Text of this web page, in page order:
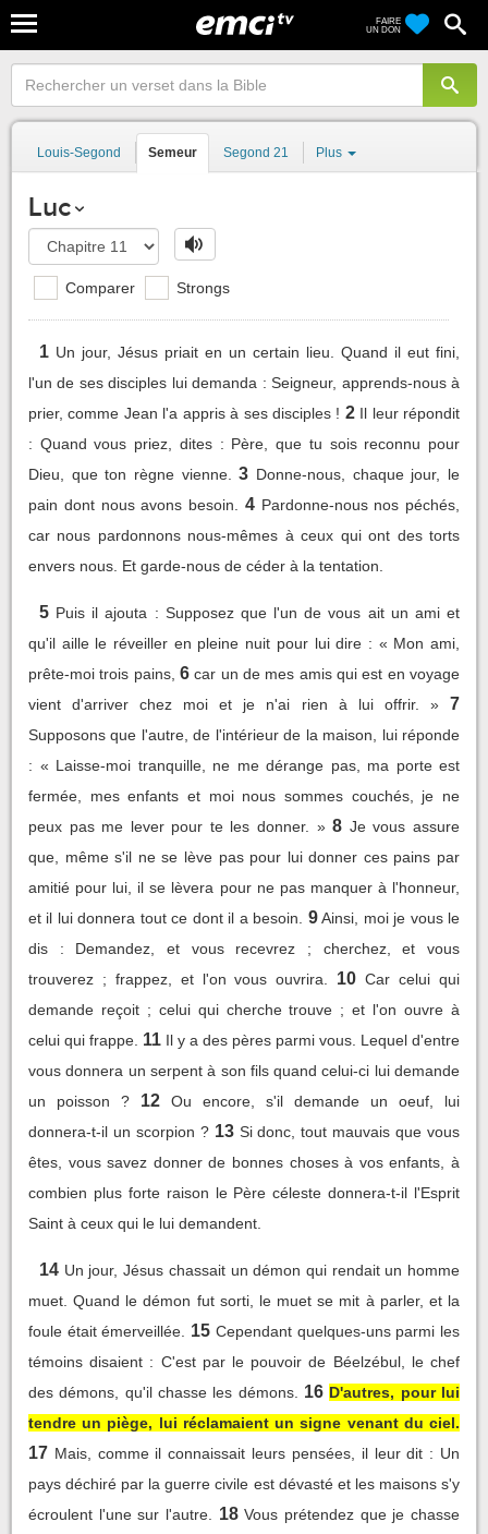
FAIRE
UN DON
Louis-Segond Semeur Segond 21 Plus
Luc
Comparer Strongs
1 Un jour, Jésus priait en un certain lieu. Quand il eut fini,
l'un de ses disciples lui demanda : Seigneur, apprends-nous à
prier, comme Jean l'a appris à ses disciples ! 2 Il leur répondit
: Quand vous priez, dites : Père, que tu sois reconnu pour
Dieu, que ton règne vienne.
3 Donne-nous, chaque jour, le
pain dont nous avons besoin.
4 Pardonne-nous nos péchés,
car nous pardonnons nous-mêmes à ceux qui ont des torts
envers nous. Et garde-nous de céder à la tentation.
5 Puis il ajouta : Supposez que l'un de vous ait un ami et
qu'il aille le réveiller en pleine nuit pour lui dire : « Mon ami,
prête-moi trois pains, 6 car un de mes amis qui est en voyage
vient d'arriver chez moi et je n'ai rien à lui offrir. »
7
Supposons que l'autre, de l'intérieur de la maison, lui réponde
: « Laisse-moi tranquille, ne me dérange pas, ma porte est
fermée, mes enfants et moi nous sommes couchés, je ne
peux pas me lever pour te les donner. » 8 Je vous assure
que, même s'il ne se lève pas pour lui donner ces pains par
amitié pour lui, il se lèvera pour ne pas manquer à l'honneur,
et il lui donnera tout ce dont il a besoin.
9 Ainsi, moi je vous le
dis : Demandez, et vous recevrez ; cherchez, et vous
trouverez ; frappez, et l'on vous ouvrira.
10 Car celui qui
demande reçoit ; celui qui cherche trouve ; et l'on ouvre à
celui qui frappe. 11 Il y a des pères parmi vous. Lequel d'entre
vous donnera un serpent à son fils quand celui-ci lui demande
un poisson ?
12
Ou encore, s'il demande un oeuf, lui
donnera-t-il un scorpion ? 13 Si donc, tout mauvais que vous
êtes, vous savez donner de bonnes choses à vos enfants, à
combien plus forte raison le Père céleste donnera-t-il l'Esprit
Saint à ceux qui le lui demandent.
14 Un jour, Jésus chassait un démon qui rendait un homme
muet. Quand le démon fut sorti, le muet se mit à parler, et la
foule était émerveillée.
15 Cependant quelques-uns parmi les
témoins disaient : C'est par le pouvoir de Béelzébul, le chef
des démons, qu'il chasse les démons.
16 D'autres, pour lui
tendre un piège, lui réclamaient un signe venant du ciel.
17 Mais, comme il connaissait leurs pensées, il leur dit : Un
pays déchiré par la guerre civile est dévasté et les maisons s'y
écroulent l'une sur l'autre.
18 Vous prétendez que je chasse